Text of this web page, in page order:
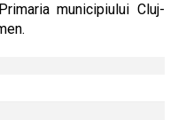
municipiului Cluj-